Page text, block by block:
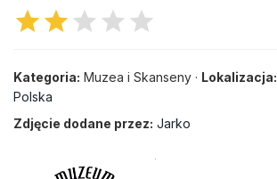
starstar star star star
Kategoria: Muzea i Skanseny · Lokalizacja:
Polska
Zdjęcie dodane przez: Jarko